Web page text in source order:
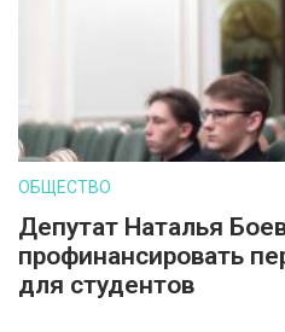
ОБЩЕСТВО
Депутат Наталья
профинансировать
для студентов